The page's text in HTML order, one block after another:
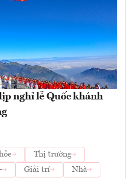
nghỉ lễ Quốc khánh
Thị trường
Giải trí
Nhà